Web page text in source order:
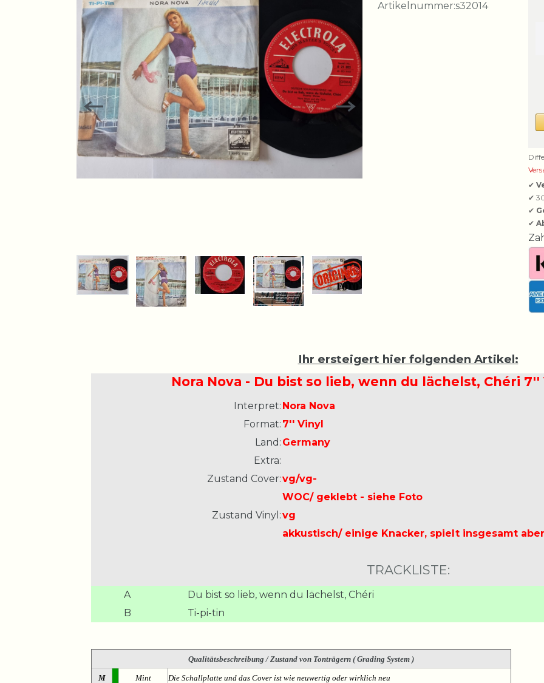
Artikelnummer:s32014
✔
✔
✔
✔
Ihr ersteigert hier folgenden Artikel:
Nora Nova - Du bist so lieb, wenn du lächelst, Chéri
Interpret: Nora Nova
Format: 7'' Vinyl
Land: Germany
Extra:
Zustand Cover:vg/vg-
WOC/ geklebt - siehe Foto
Zustand Vinyl:vg
akkustisch/ einige Knacker, spielt insgesamt
TRACKLISTE:
A
Du bist so lieb, wenn du lächelst, Chéri
B
Ti-pi-tin
Qualitätsbeschreibung / Zustand von Tonträgern ( Grading System )
M Mint Die Schallplatte und das Cover ist wie neuwertig oder wirklich neu